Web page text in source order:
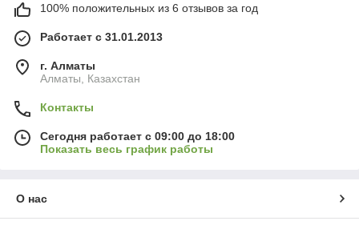
100% положительных из 6 отзывов за год
Работает с 31.01.2013
г. Алматы
Алматы, Казахстан
Контакты
Сегодня работает с 09:00 до 18:00
Показать весь график работы
О нас